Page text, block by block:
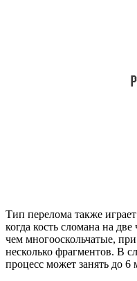
Тип перелома также
когда кость сломана на
чем многооскольчатые,
несколько фрагментов. В
процесс может занять до 6